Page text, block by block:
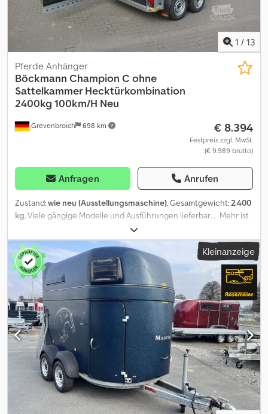
1 / 13
Grevenbroich 698 km
Pferde Anhänger
Böckmann Champion C ohne
Sattelkammer Hecktürkombination
2400kg 100km/H Neu
€ 8.394
Festpreis zzgl. MwSt.
(€ 9.989 brutto)
Anfragen Anrufen
Zustand:wie neu (Ausstellungsmaschine), Gesamtgewicht:2.400
kg, Viele gängige Modelle und Ausführungen lieferbar..... Mehr ist
einfach Mehrwert..... Unsere Böckmann Pferdeanhänger bieten
die komfortabelste Lösung für den Pferd und Reiter aller Zeiten.
Über 50 neue Pferdeanhänger direkt auf Lager verfügbar oder
jetzt Ihr Wunschmodell + Wunschausstattung + Farbe zum
günstigen Preis sichern. unverbindliches Beispiel:
Ausstellungsfahrzeug reduziert und nur solange Vorrat reicht!
Pferdeanhänger Champion C - 2 Pferde 2400 kg CFFplus V
Fahrgestell tiefergelegt, Aluminium Aufbau und Boden,
Polyesterhaube anthrazit mit getönten Aufstellfenstern,
Heckflügeltür Kombination Heckrampe schwenkbar, 165 Stockm.
Klarsichttrennwand mit PVC Oberteil, Trittschutz....
Ausstellungsanhänger nur solange der Vorrat reicht ! Verkauf
telefonisch uns Abholung nach Terminvereinbarung unter
Kaufangebote in unserem Onlineshop rund um die Uhr auf
trailershop Inzahlungnahme von allen Anhängern vor Ort bei
Kleinanzeige